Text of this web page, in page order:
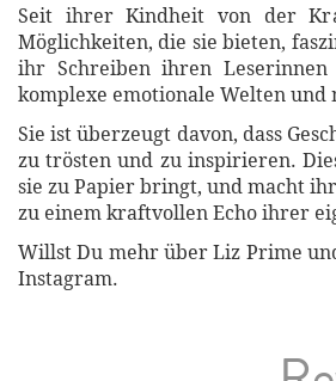
Seit ihrer Kindheit von der
Möglichkeiten, die sie bieten,
ihr Schreiben ihren
komplexe emotionale Welten und
Sie ist überzeugt davon, dass
zu trösten und zu inspirieren.
sie zu Papier bringt, und macht
zu einem kraftvollen Echo ihrer
Willst Du mehr über Liz Prime
Instagram.